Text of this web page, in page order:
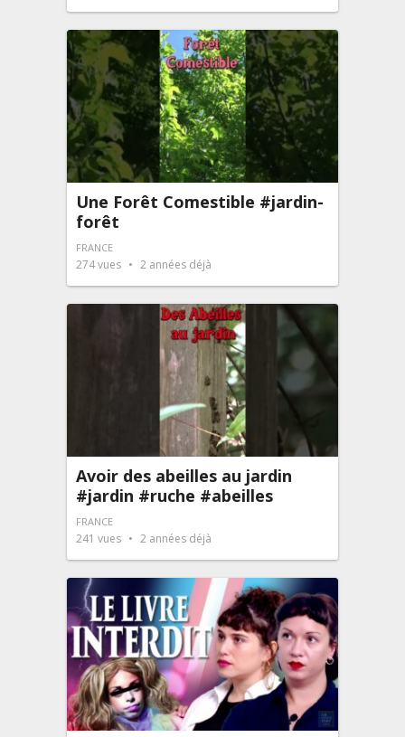
Une Forêt Comestible #jardin-
forêt
FRANCE
274vues 2 années déjà
Avoir des abeilles au jardin
#jardin #ruche #abeilles
FRANCE
241 vues 2 années déjà